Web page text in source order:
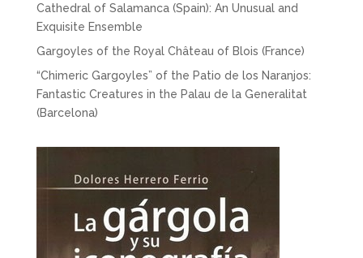
Cathedral of Salamanca (Spain): An Unusual and
Exquisite Ensemble
Gargoyles of the Royal Château of Blois (France)
“Chimeric Gargoyles” of the Patio de los Naranjos:
Fantastic Creatures in the Palau de la Generalitat
(Barcelona)